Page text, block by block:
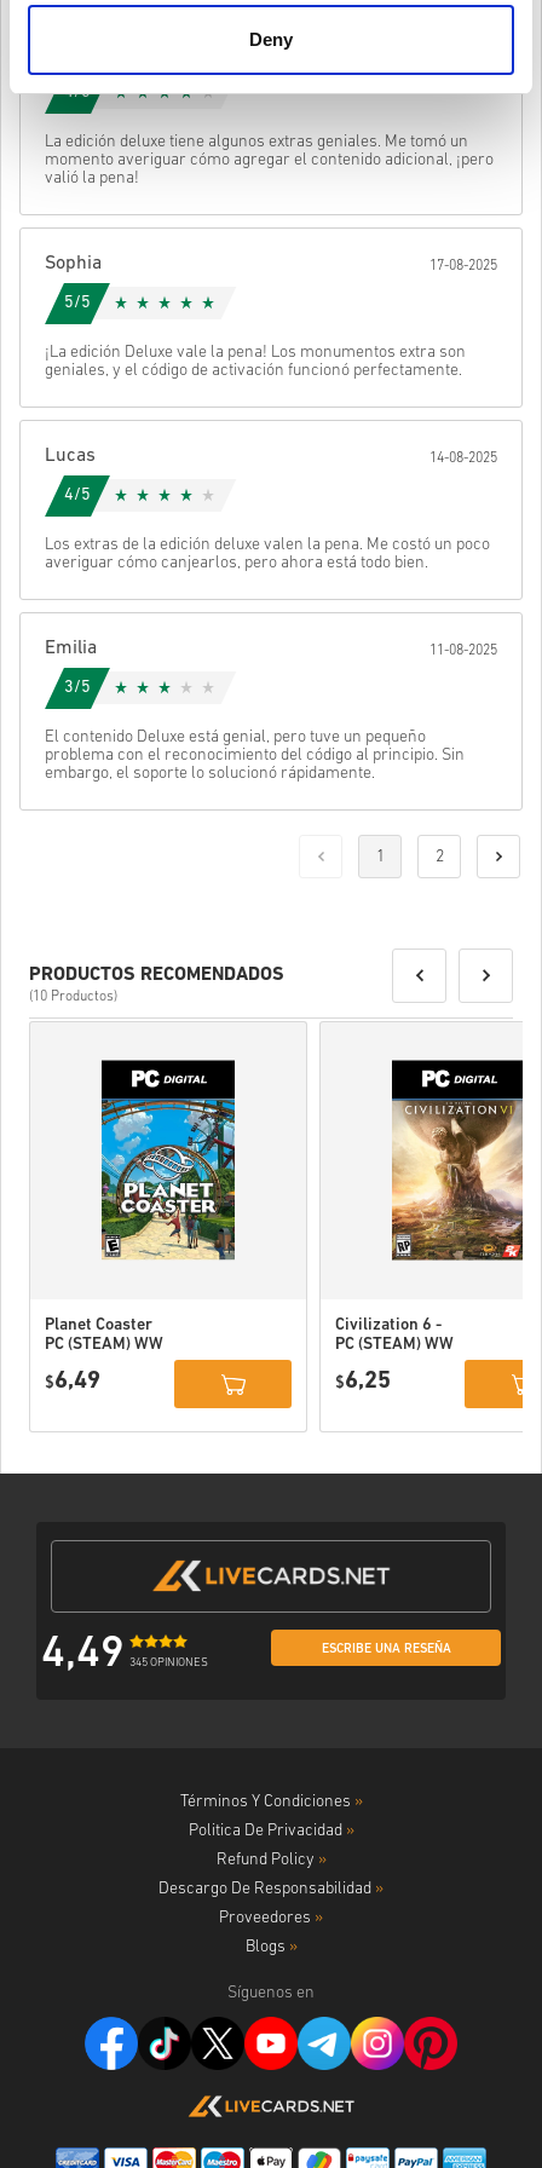
Deny
Mira la guía rápida arriba o sigue los pasos abajo 👇
• Introduce tu correo electrónico
• Selecciona tu método de pago preferido
• Completa tu pedido
Después recibirás un correo con un enlace seguro para acceder a
tu código.
distribuidor del juego y, por lo tanto, son originales.
Estos códigos no tienen fecha de vencimiento.
Contenido descargable o productos DLC: debes tener el
juego original para poder jugar a esta expansión.
Puede recibir más de un código para algunos productos.
Cancelar Enviar
4/5
La edición deluxe tiene algunos extras geniales. Me tomó un
momento averiguar cómo agregar el contenido adicional, ¡pero
valió la pena!
Sophia 17-08-2025
5/5
¡La edición Deluxe vale la pena! Los monumentos extra son
geniales, y el código de activación funcionó perfectamente.
Lucas 14-08-2025
4/5
Los extras de la edición deluxe valen la pena. Me costó un poco
averiguar cómo canjearlos, pero ahora está todo bien.
Emilia 11-08-2025
3/5
El contenido Deluxe está genial, pero tuve un pequeño
problema con el reconocimiento del código al principio. Sin
embargo, el soporte lo solucionó rápidamente.
1 2
PRODUCTOS RECOMENDADOS
(10 Productos)
Planet Coaster
PC (STEAM) WW
$6,49
Civilization 6 -
PC (STEAM) WW
$6,25
4,49 345 OPINIONES
ESCRIBE UNA RESEÑA
Términos Y Condiciones »
Politica De Privacidad »
Refund Policy »
Descargo De Responsabilidad »
Proveedores »
Blogs »
Síguenos en